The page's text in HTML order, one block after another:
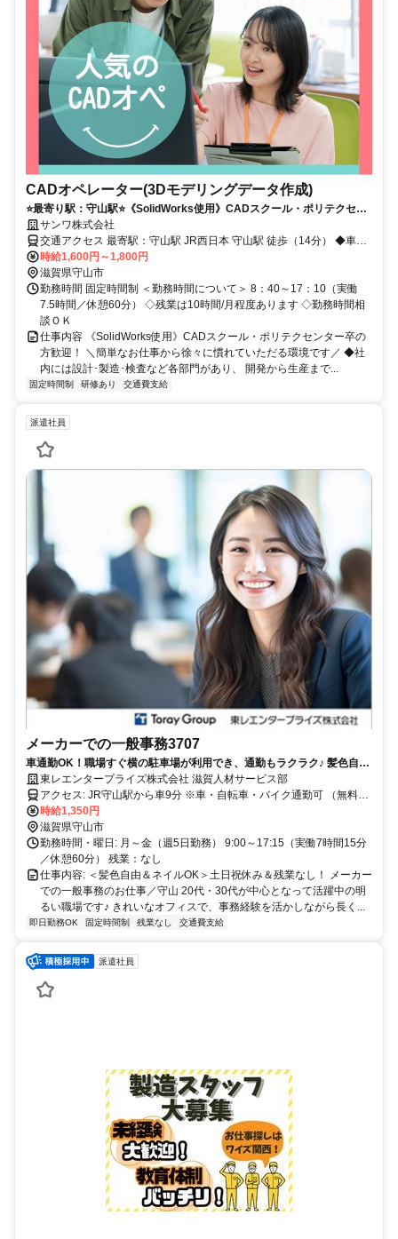
CADオペレーター(3Dモデリングデータ作成)
⭐️最寄り駅：守山駅⭐️《SolidWorks使用》CADスクール・ポリテクセン
ター卒の方歓迎！
サンワ株式会社
交通アクセス 最寄駅：守山駅 JR西日本 守山駅 徒歩（14分） ◆車・
バイク・自転車通勤可。ご相談ください！ ◆駅前の工業エリアで近
隣にコンビニ・飲食店あり♪
時給1,600円～1,800円
滋賀県守山市
勤務時間 固定時間制 ＜勤務時間について＞ 8：40～17：10（実働
7.5時間／休憩60分） ◇残業は10時間/月程度あります ◇勤務時間相
談ＯＫ
仕事内容 《SolidWorks使用》CADスクール・ポリテクセンター卒の
方歓迎！ ＼簡単なお仕事から徐々に慣れていただる環境です／ ◆社
内には設計･製造･検査など各部門があり、 開発から生産まで...
固定時間制 研修あり 交通費支給
派遣社員
メーカーでの一般事務3707
車通勤OK！職場すぐ横の駐車場が利用でき、通勤もラクラク♪ 髪色自
由・ネイルOKで自分らしく働けます。 明るくきれいなオフィスで、気
持ちよくお仕事できる環境です。
東レエンタープライズ株式会社 滋賀人材サービス部
アクセス: JR守山駅から車9分 ※車・自転車・バイク通勤可 （無料駐
車場・駐輪場あり／職場まで徒歩1分） ショッピングセンター「モリ
ーブ」まで車で5分！ お仕事帰りのお買い物にも便利な環境です
時給1,350円
滋賀県守山市
勤務時間・曜日: 月～金（週5日勤務） 9:00～17:15（実働7時間15分
／休憩60分） 残業：なし
仕事内容: ＜髪色自由＆ネイルOK＞土日祝休み＆残業なし！ メーカー
での一般事務のお仕事／守山 20代・30代が中心となって活躍中の明
るい職場です♪ きれいなオフィスで、事務経験を活かしながら長く...
即日勤務OK 固定時間制 残業なし 交通費支給
派遣社員